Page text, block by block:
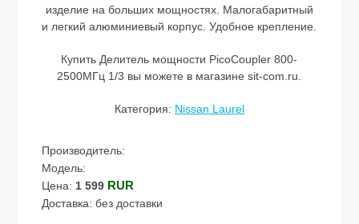
изделие на больших мощностях. Малогабаритный
и легкий алюминиевый корпус. Удобное крепление.
Купить Делитель мощности PicoCoupler 800-
2500МГц 1/3 вы можете в магазине sit-com.ru.
Категория: Nissan Laurel
Производитель:
Модель:
Цена: 1 599 RUR
Доставка: без доставки